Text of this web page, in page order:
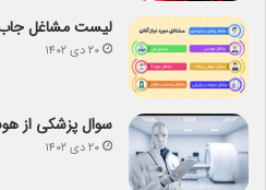
لیست مشاغل جاب
۲۰ دی ۱۴۰۲
سوال پزشکی از
۲۰ دی ۱۴۰۲